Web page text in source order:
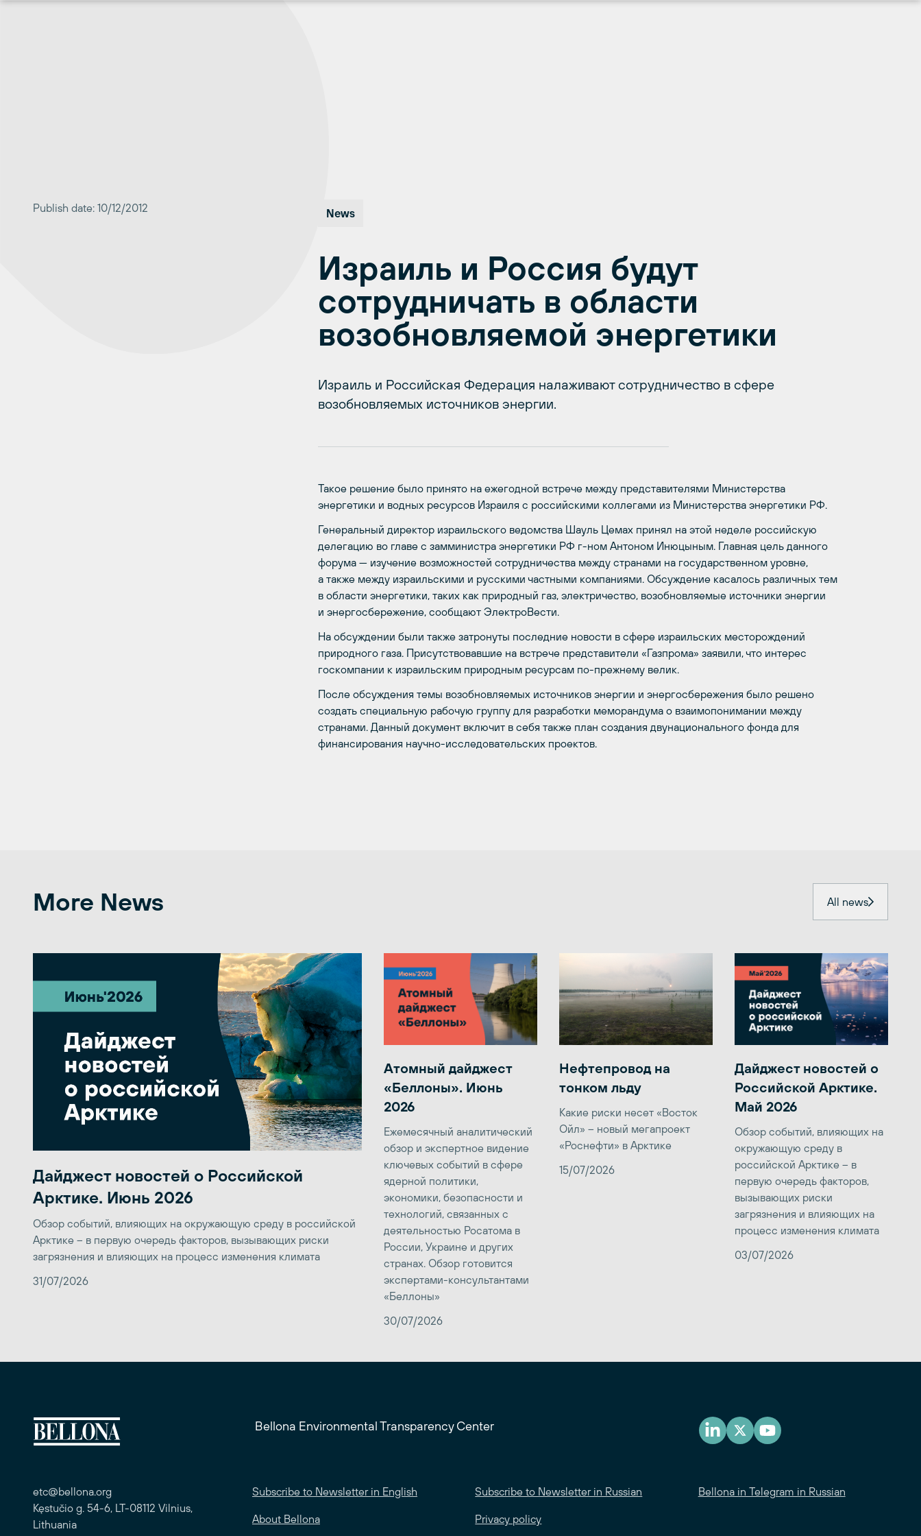
Publish date: 10/12/2012 News
Израиль и Россия будут
сотрудничать в области
возобновляемой энергетики
Израиль и Российская Федерация налаживают сотрудничество в сфере
возобновляемых источников энергии.
Такое решение было принято на ежегодной встрече между представителями Министерства
энергетики и водных ресурсов Израиля с российскими коллегами из Министерства энергетики РФ.
Генеральный директор израильского ведомства Шауль Цемах принял на этой неделе российскую
делегацию во главе с замминистра энергетики РФ г-ном Антоном Инюцыным. Главная цель данного
форума — изучение возможностей сотрудничества между странами на государственном уровне,
а также между израильскими и русскими частными компаниями. Обсуждение касалось различных тем
в области энергетики, таких как природный газ, электричество, возобновляемые источники энергии
и энергосбережение, сообщают ЭлектроВести.
На обсуждении были также затронуты последние новости в сфере израильских месторождений
природного газа. Присутствовавшие на встрече представители «Газпрома» заявили, что интерес
госкомпании к израильским природным ресурсам по-прежнему велик.
После обсуждения темы возобновляемых источников энергии и энергосбережения было решено
создать специальную рабочую группу для разработки меморандума о взаимопонимании между
странами. Данный документ включит в себя также план создания двунационального фонда для
финансирования научно-исследовательских проектов.
More News All news
Дайджест новостей о Российской
Арктике. Июнь 2026
Обзор событий, влияющих на окружающую среду в российской
Арктике – в первую очередь факторов, вызывающих риски
загрязнения и влияющих на процесс изменения климата
31/07/2026
Атомный дайджест
«Беллоны». Июнь
2026
Ежемесячный аналитический
обзор и экспертное видение
ключевых событий в сфере
ядерной политики,
экономики, безопасности и
технологий, связанных с
деятельностью Росатома в
России, Украине и других
странах. Обзор готовится
экспертами-консультантами
«Беллоны»
30/07/2026
Нефтепровод на
тонком льду
Какие риски несет «Восток
Ойл» – новый мегапроект
«Роснефти» в Арктике
15/07/2026
Дайджест новостей о
Российской Арктике.
Май 2026
Обзор событий, влияющих на
окружающую среду в
российской Арктике – в
первую очередь факторов,
вызывающих риски
загрязнения и влияющих на
процесс изменения климата
03/07/2026
Bellona Environmental Transparency Center
etc@bellona.org
Kęstučio g. 54-6, LT-08112 Vilnius,
Lithuania
Subscribe to Newsletter in English Subscribe to Newsletter in Russian Bellona in Telegram in Russian
About Bellona Privacy policy